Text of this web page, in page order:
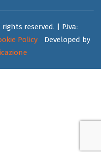
reserved. | P.iva:
Policy
Developed by